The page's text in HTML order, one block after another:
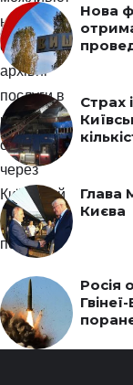
Нова
Страх
Глава
Києва
Росія